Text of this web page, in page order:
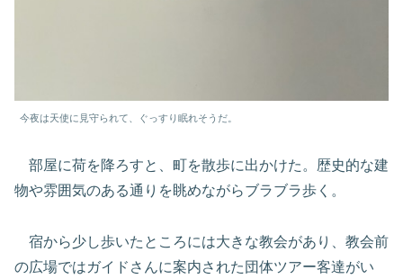
今夜は天使に見守られて、ぐっすり眠れそうだ。
部屋に荷を降ろすと、町を散歩に出かけた。歴史的な建
物や雰囲気のある通りを眺めながらブラブラ歩く。
宿から少し歩いたところには大きな教会があり、教会前
の広場ではガイドさんに案内された団体ツアー客達がい